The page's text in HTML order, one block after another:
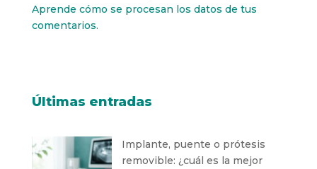
Aprende cómo se procesan los datos de tus
comentarios.
Últimas entradas
Implante, puente o prótesis
removible: ¿cuál es la mejor